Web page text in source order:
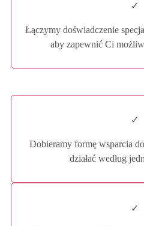
✓
Łączymy doświadczenie
aby zapewnić Ci
✓
Dobieramy formę wsparcia
działać według
✓